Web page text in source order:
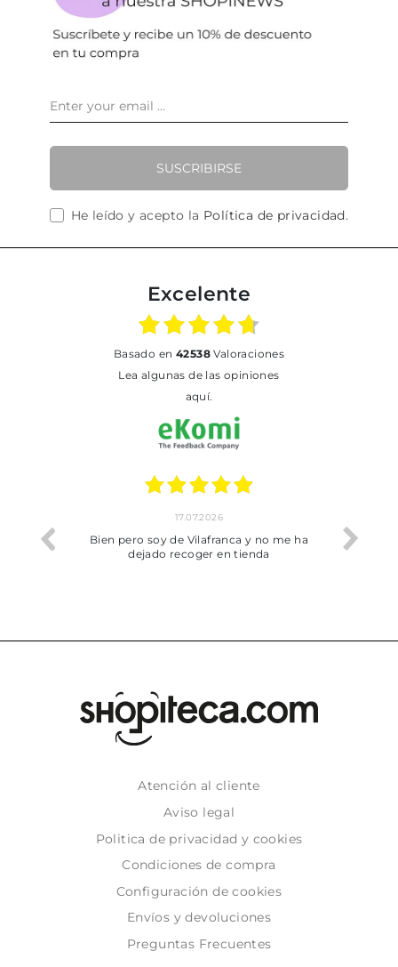
SUSCRIBIRSE
He leído y acepto la Política de privacidad.
Excelente
basado en 42538Valoraciones
Lea algunas de las opiniones
aquí.
trobat
17.07.2026
Bien pero soy de Vilafranca y no me ha
dejado recoger en tienda
Atención al cliente
Aviso legal
Politica de privacidad y cookies
Condiciones de compra
Configuración de cookies
Envíos y devoluciones
Preguntas Frecuentes